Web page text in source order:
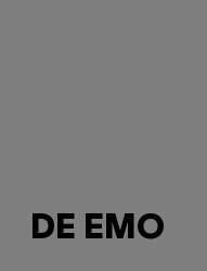
DE EMO